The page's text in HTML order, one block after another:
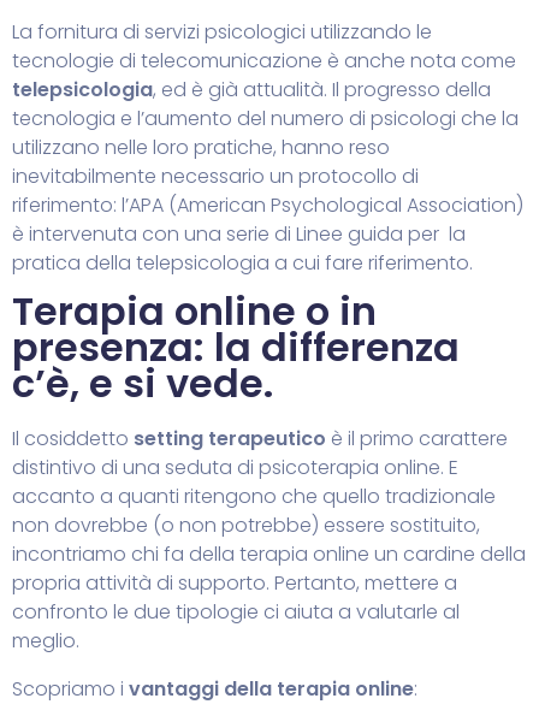
La fornitura di servizi psicologici utilizzando le
tecnologie di telecomunicazione è anche nota come
telepsicologia, ed è già attualità. Il progresso della
tecnologia e l’aumento del numero di psicologi che la
utilizzano nelle loro pratiche, hanno reso
inevitabilmente necessario un protocollo di
riferimento: l’APA (American Psychological Association)
è intervenuta con una serie di Linee guida per la
pratica della telepsicologia a cui fare riferimento.
Terapia online o in
presenza: la differenza
c’è, e si vede.
Il cosiddetto setting terapeutico è il primo carattere
distintivo di una seduta di psicoterapia online. E
accanto a quanti ritengono che quello tradizionale
non dovrebbe (o non potrebbe) essere sostituito,
incontriamo chi fa della terapia online un cardine della
propria attività di supporto. Pertanto, mettere a
confronto le due tipologie ci aiuta a valutarle al
meglio.
Scopriamo i vantaggi della terapia online: